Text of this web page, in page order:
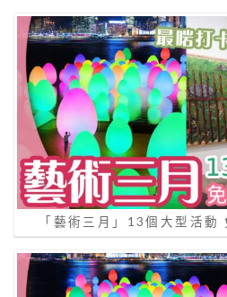
「藝術三月」13個大型活動